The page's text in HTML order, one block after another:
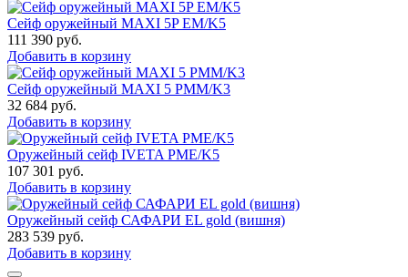
Сейф оружейный MAXI 5P EM/K5
111 390 руб.
Добавить в корзину
Сейф оружейный MAXI 5 PMM/K3
32 684 руб.
Добавить в корзину
Оружейный сейф IVETA PME/K5
107 301 руб.
Добавить в корзину
Оружейный сейф САФАРИ EL gold (вишня)
283 539 руб.
Добавить в корзину